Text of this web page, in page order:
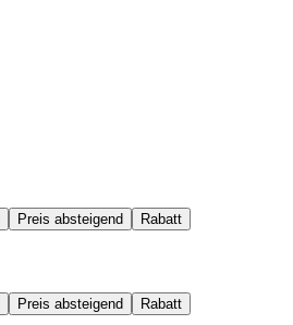
Preis absteigend Rabatt
Preis absteigend Rabatt